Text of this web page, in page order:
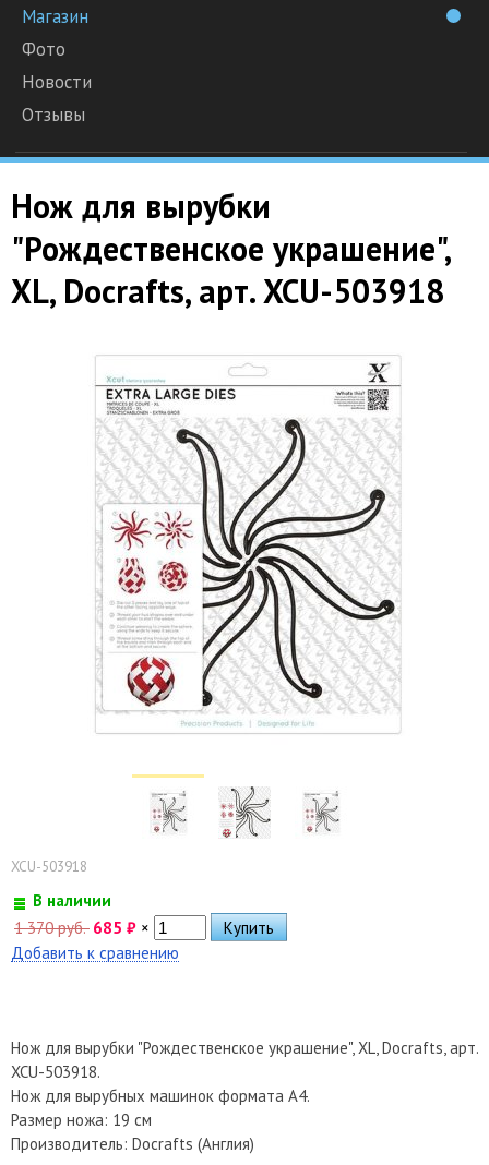
Магазин
Фото
Новости
Отзывы
Нож для вырубки
"Рождественское украшение",
XL, Docrafts, арт. XCU-503918
XCU-503918
В наличии
1 370 руб. 685 ₽ ×
Добавить к сравнению
Нож для вырубки "Рождественское украшение", XL, Docrafts, арт.
XCU-503918.
Нож для вырубных машинок формата А4.
Размер ножа: 19 см
Производитель: Docrafts (Англия)